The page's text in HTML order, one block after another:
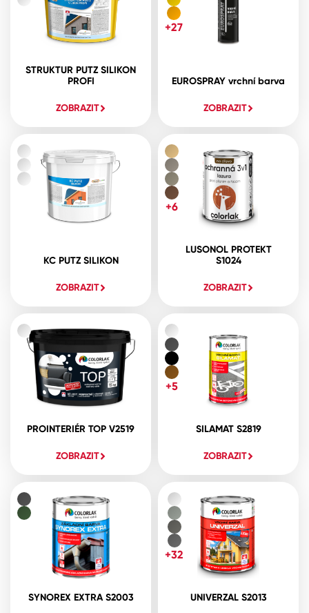
STRUKTUR PUTZ SILIKON
PROFI
ZOBRAZIT
EUROSPRAY vrchní barva
ZOBRAZIT
+27
KC PUTZ SILIKON
ZOBRAZIT
LUSONOL PROTEKT
S1024
ZOBRAZIT
+6
PROINTERIÉR TOP V2519
ZOBRAZIT
SILAMAT S2819
ZOBRAZIT
+5
SYNOREX EXTRA S2003 UNIVERZAL S2013
+32